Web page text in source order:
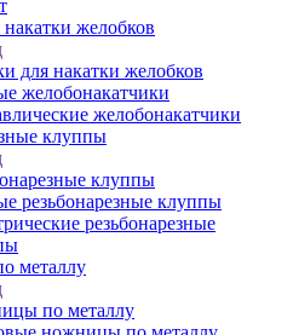
желобков
для накатки желобков
желобонакатчики
желобонакатчики
клуппы
клуппы
резьбонарезные клуппы
резьбонарезные
металлу
по металлу